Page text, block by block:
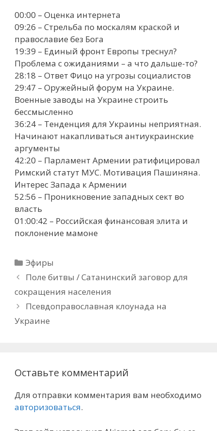
00:00 – Оценка интернета
09:26 – Стрельба по москалям краской и
православие без Бога
19:39 – Единый фронт Европы треснул?
Проблема с ожиданиями – а что дальше-то?
28:18 – Ответ Фицо на угрозы социалистов
29:47 – Оружейный форум на Украине.
Военные заводы на Украине строить
бессмысленно
36:24 – Тенденция для Украины неприятная.
Начинают накапливаться антиукраинские
аргументы
42:20 – Парламент Армении ратифицировал
Римский статут МУС. Мотивация Пашиняна.
Интерес Запада к Армении
52:56 – Проникновение западных сект во
власть
01:00:42 – Российская финансовая элита и
поклонение мамоне
Рубрики
Эфиры
Поле битвы / Сатанинский заговор для
сокращения населения
Псевдоправославная клоунада на
Украине
Оставьте комментарий
Для отправки комментария вам необходимо
авторизоваться.